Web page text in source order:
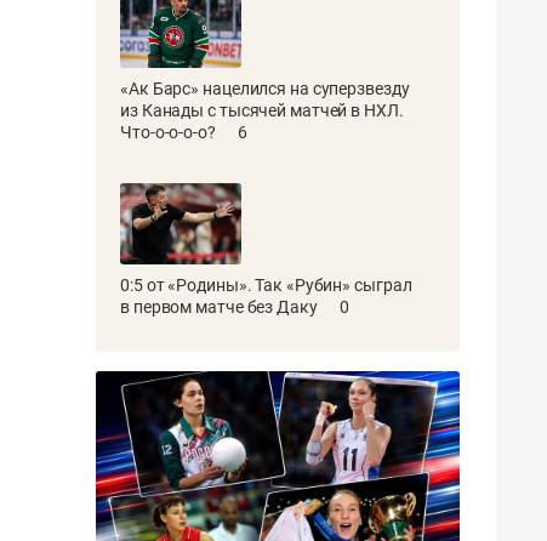
«Ак Барс» нацелился на суперзвезду
из Канады с тысячей матчей в НХЛ.
Что-о-о-о-о?
6
0:5 от «Родины». Так «Рубин» сыграл
в первом матче без Даку
0